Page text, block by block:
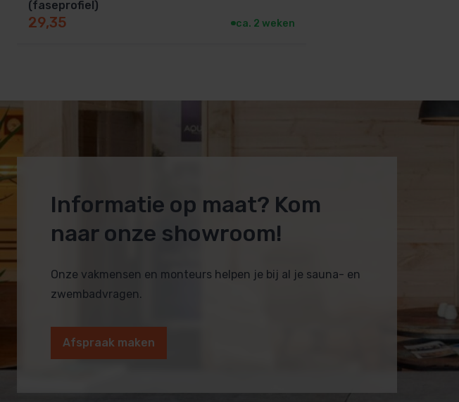
Montage- en bouwtips
Gebruikgegalvaniseerde of roestvrijstalen schroeven (RVS)
Monteer banken metminimaal 4 dragende regels tot een bank lengte van
(faseprofiel)
29,35 ca. 2 weken
Informatie op maat? Kom
naar onze showroom!
Onze vakmensen en monteurs helpen je bij al je sauna- en
zwembadvragen.
Afspraak maken